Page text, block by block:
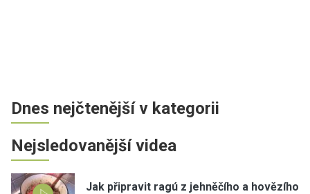
Dnes nejčtenější v kategorii
Nejsledovanější videa
Jak připravit ragú z jehněčího a hovězího